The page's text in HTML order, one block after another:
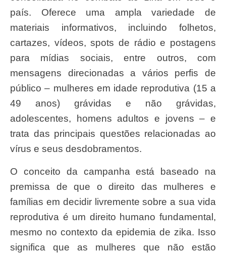
país. Oferece uma ampla variedade de
materiais informativos, incluindo folhetos,
cartazes, vídeos, spots de rádio e postagens
para mídias sociais, entre outros, com
mensagens direcionadas a vários perfis de
público – mulheres em idade reprodutiva (15 a
49 anos) grávidas e não grávidas,
adolescentes, homens adultos e jovens – e
trata das principais questões relacionadas ao
vírus e seus desdobramentos.
O conceito da campanha está baseado na
premissa de que o direito das mulheres e
famílias em decidir livremente sobre a sua vida
reprodutiva é um direito humano fundamental,
mesmo no contexto da epidemia de zika. Isso
significa que as mulheres que não estão